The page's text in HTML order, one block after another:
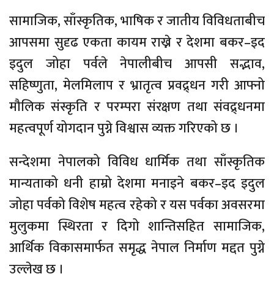
सामाजिक, साँस्कृतिक, भाषिक र जातीय विविधताबीच
आपसमा सुदृढ एकता कायम राख्ने र देशमा बकर–इद
इदुल जोहा पर्वले नेपालीबीच आपसी सद्भाव,
सहिष्णुता, मेलमिलाप र भ्रातृत्व प्रवद्र्धन गरी आफ्नो
मौलिक संस्कृति र परम्परा संरक्षण तथा संवद्र्धनमा
महत्वपूर्ण योगदान पुग्ने विश्वास व्यक्त गरिएको छ ।
सन्देशमा नेपालको विविध धार्मिक तथा साँस्कृतिक
मान्यताको धनी हाम्रो देशमा मनाइने बकर–इद इदुल
जोहा पर्वको विशेष महत्व रहेको र यस पर्वका अवसरमा
मुलुकमा स्थिरता र दिगो शान्तिसहित सामाजिक,
आर्थिक विकासमार्फत समृद्ध नेपाल निर्माण मद्दत पुग्ने
उल्लेख छ ।